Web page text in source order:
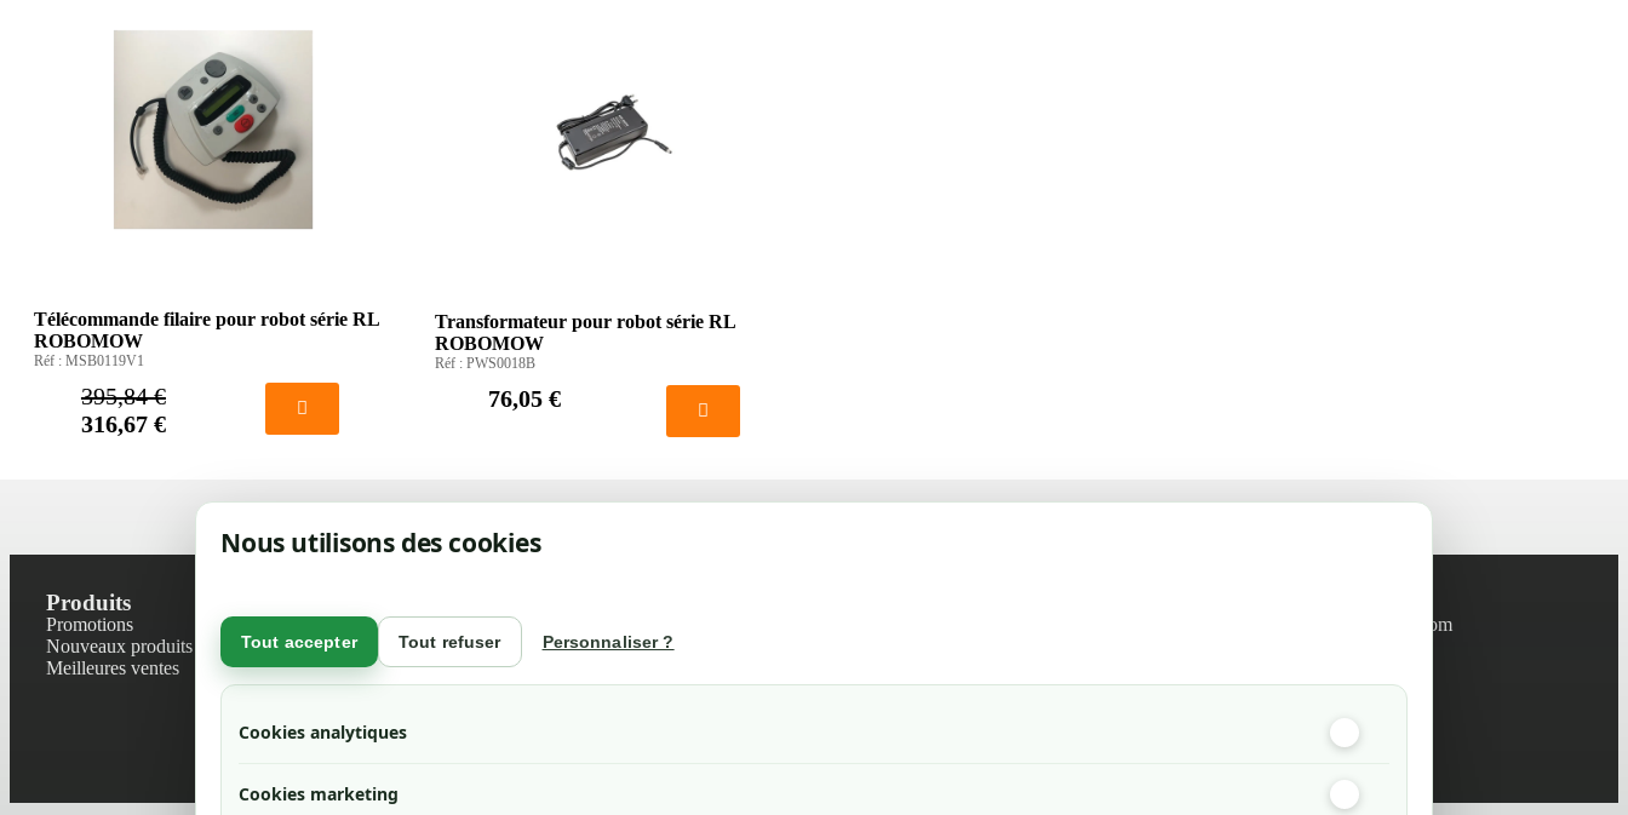
Nous utilisons des cookies
Tout accepter Tout refuser Personnaliser ?
Cookies analytiques
Cookies marketing
Télécommande filaire pour robot série RL
ROBOMOW
Réf : MSB0119V1
395,84 €
316,67 €
Transformateur pour robot série RL
ROBOMOW
Réf : PWS0018B
76,05 €
Produits
Promotions
Nouveaux produits
Meilleures ventes
Contactez-nous
Plan du site
Magasin
Mentions légales
info@green-tech-shop.com